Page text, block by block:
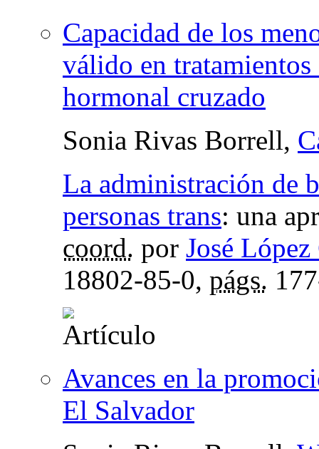
Capacidad de los
válido en tratamientos
hormonal cruzado
Sonia Rivas Borrell,
La administración de
personas trans: una
coord. por José
18802-85-0, págs.
Avances en la
El Salvador